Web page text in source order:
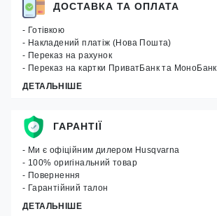
ДОСТАВКА ТА ОПЛАТА
- Готівкою
- Накладений платіж (Нова Пошта)
- Переказ на рахунок
- Переказ на картки ПриватБанк та МоноБанк
ДЕТАЛЬНІШЕ
ГАРАНТІЇ
- Ми є офіційним дилером Husqvarna
- 100% оригінальний товар
- Повернення
- Гарантійний талон
ДЕТАЛЬНІШЕ